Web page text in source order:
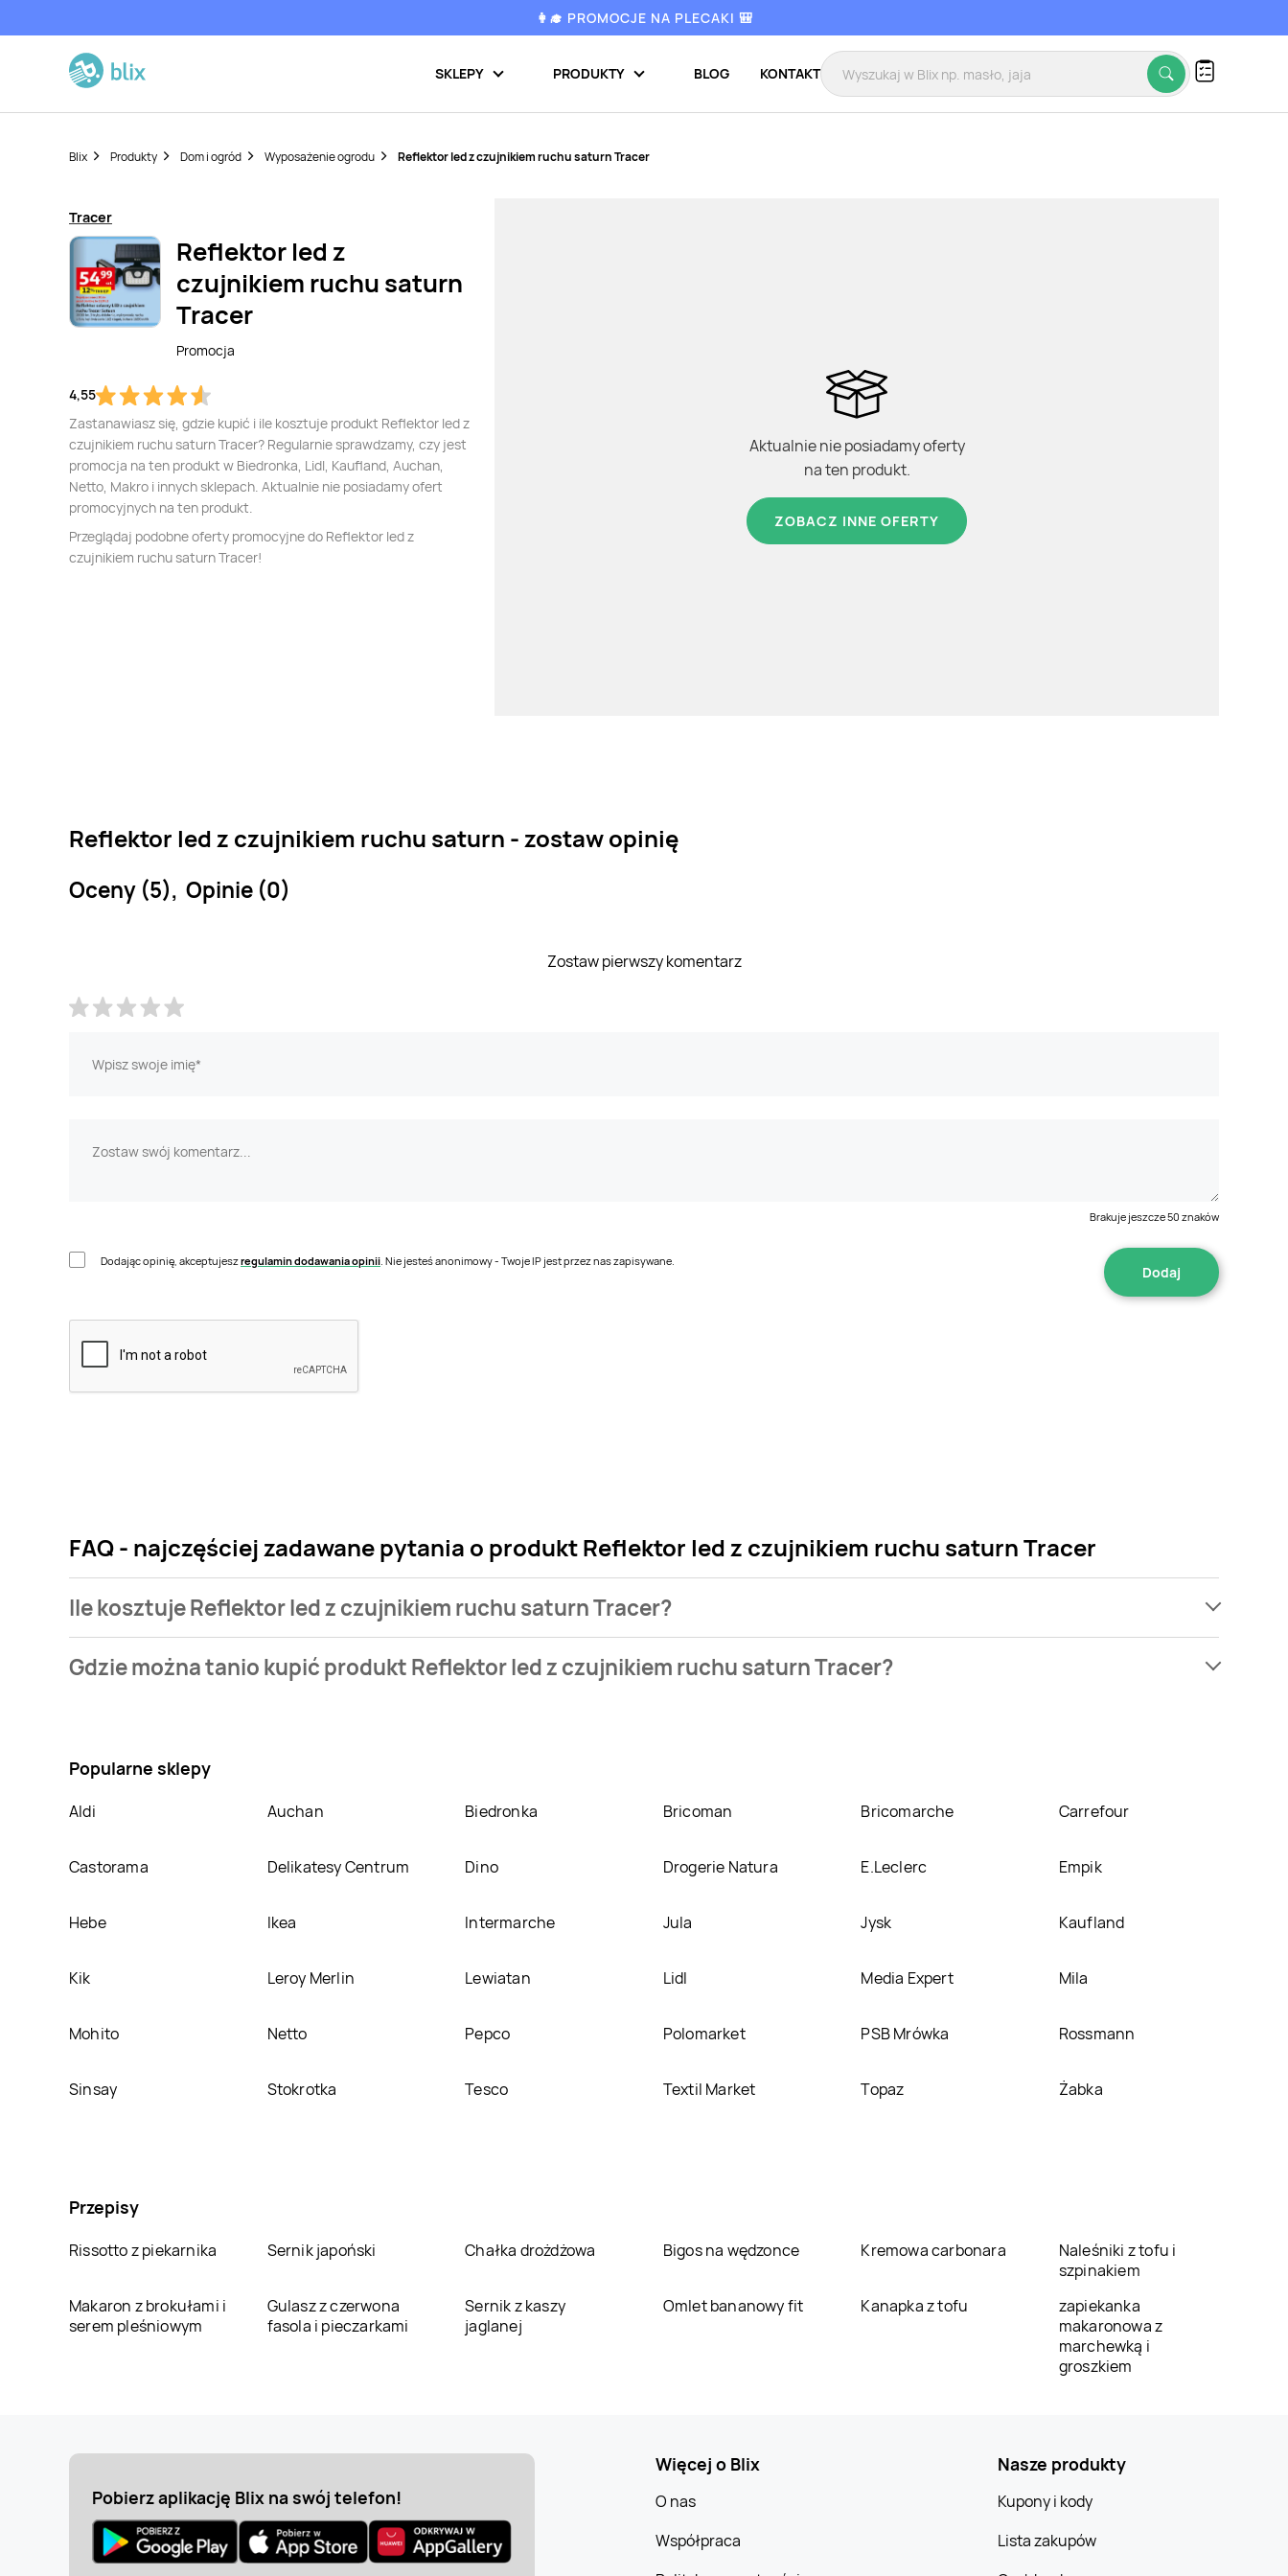
👩‍🎓 PROMOCJE NA PLECAKI 🎒
SKLEPY PRODUKTY BLOG KONTAKT
Blix Produkty Dom i ogród Wyposażenie ogrodu Reflektor led z czujnikiem ruchu saturn Tracer
Tracer
Reflektor led z
czujnikiem ruchu saturn
Tracer
Promocja
4,55
Zastanawiasz się, gdzie kupić i ile kosztuje produkt Reflektor led z
czujnikiem ruchu saturn Tracer? Regularnie sprawdzamy, czy jest
promocja na ten produkt w Biedronka, Lidl, Kaufland, Auchan,
Netto, Makro i innych sklepach. Aktualnie nie posiadamy ofert
promocyjnych na ten produkt.
Przeglądaj podobne oferty promocyjne do Reflektor led z
czujnikiem ruchu saturn Tracer!
Aktualnie nie posiadamy oferty
na ten produkt.
ZOBACZ INNE OFERTY
Reflektor led z czujnikiem ruchu saturn - zostaw opinię
Oceny (5), Opinie (0)
Zostaw pierwszy komentarz
Brakuje jeszcze50 znaków
Dodając opinię, akceptujeszregulamin dodawania opinii . Nie jesteś anonimowy - Twoje IP jest przez nas zapisywane.
FAQ - najczęściej zadawane pytania o produkt Reflektor led z czujnikiem ruchu saturn Tracer
Ile kosztuje Reflektor led z czujnikiem ruchu saturn Tracer?
czujnikiem ruchu saturn Tracer kosztuje od 54,99 zł.
Gdzie można tanio kupić produkt Reflektor led z czujnikiem ruchu saturn Tracer?
Popularne sklepy
Aldi Auchan Biedronka Bricoman Bricomarche Carrefour
Castorama Delikatesy Centrum Dino Drogerie Natura E.Leclerc Empik
Hebe Ikea Intermarche Jula Jysk Kaufland
Kik Leroy Merlin Lewiatan Lidl Media Expert Mila
Mohito Netto Pepco Polomarket PSB Mrówka Rossmann
Sinsay Stokrotka Tesco Textil Market Topaz Żabka
Przepisy
Rissotto z piekarnika Sernik japoński Chałka drożdżowa Bigos na wędzonce Kremowa carbonara
Naleśniki z tofu i
szpinakiem
Makaron z brokułami i
serem pleśniowym
Gulasz z czerwona
fasola i pieczarkami
Sernik z kaszy
jaglanej
Omlet bananowy fit Kanapka z tofu
zapiekanka
makaronowa z
marchewką i
groszkiem
Pobierz aplikację Blix na swój telefon!
Więcej o Blix
O nas
Współpraca
Nasze produkty
Kupony i kody
Lista zakupów